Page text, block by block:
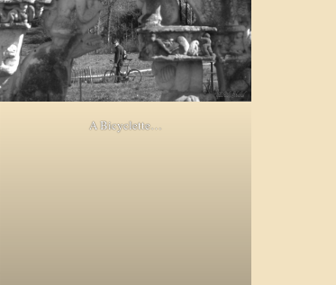
A Bicyclette…